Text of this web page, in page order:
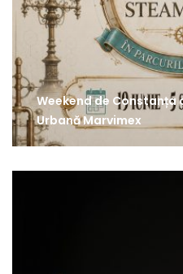
Weekend de Constanța
Urbană Marvimex